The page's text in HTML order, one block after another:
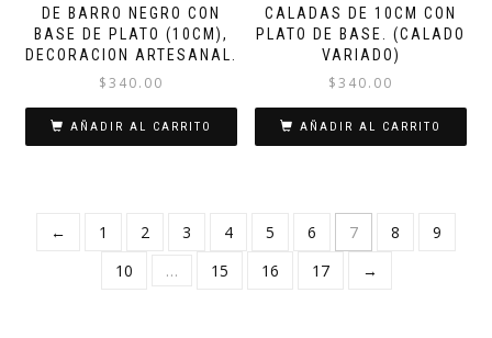
DE BARRO NEGRO CON
BASE DE PLATO (10CM),
DECORACION ARTESANAL.
$340.00
AÑADIR AL CARRITO
CALADAS DE 10CM CON
PLATO DE BASE. (CALADO
VARIADO)
$340.00
AÑADIR AL CARRITO
← 1 2 3 4 5 6 7 8
9
10
… 15 16 17 →